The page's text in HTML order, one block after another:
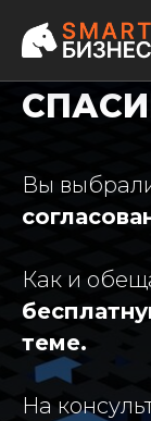
Вы
Как и
теме.
На